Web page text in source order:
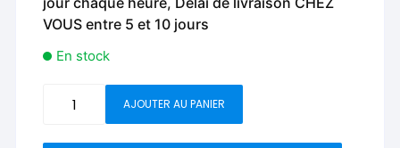
VOUS entre 5 et 10 jours
En stock
AJOUTER AU PANIER